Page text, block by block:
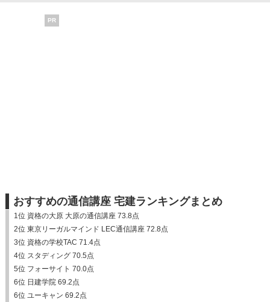
PR
おすすめの通信講座 宅建ランキングまとめ
1位 資格の大原 大原の通信講座 73.8点
2位 東京リーガルマインド LEC通信講座 72.8点
3位 資格の学校TAC 71.4点
4位 スタディング 70.5点
5位 フォーサイト 70.0点
6位 日建学院 69.2点
6位 ユーキャン 69.2点